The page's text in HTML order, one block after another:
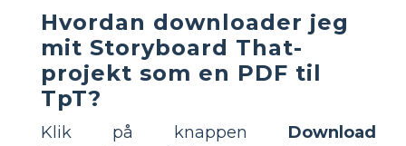
Hvordan downloader jeg
mit Storyboard That-
projekt som en PDF til
TpT?
Klik på knappen Download